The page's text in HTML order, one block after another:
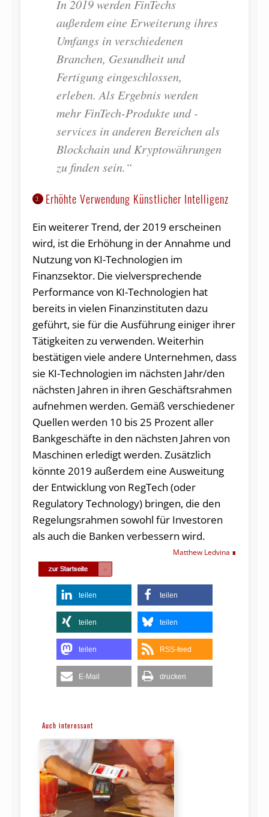
In 2019 werden FinTechs
außerdem eine Erweiterung ihres
Umfangs in verschiedenen
Branchen, Gesundheit und
Fertigung eingeschlossen,
erleben. Als Ergebnis werden
mehr FinTech-Produkte und -
services in anderen Bereichen als
Blockchain und Kryptowährungen
zu finden sein.“
3. Erhöhte Verwendung Künstlicher Intelligenz
Ein weiterer Trend, der 2019 erscheinen
wird, ist die Erhöhung in der Annahme und
Nutzung von KI-Technologien im
Finanzsektor. Die vielversprechende
Performance von KI-Technologien hat
bereits in vielen Finanzinstituten dazu
geführt, sie für die Ausführung einiger ihrer
Tätigkeiten zu verwenden. Weiterhin
bestätigen viele andere Unternehmen, dass
sie KI-Technologien im nächsten Jahr/den
nächsten Jahren in ihren Geschäftsrahmen
aufnehmen werden. Gemäß verschiedener
Quellen werden 10 bis 25 Prozent aller
Bankgeschäfte in den nächsten Jahren von
Maschinen erledigt werden. Zusätzlich
könnte 2019 außerdem eine Ausweitung
der Entwicklung von RegTech (oder
Regulatory Technology) bringen, die den
Regelungsrahmen sowohl für Investoren
als auch die Banken verbessern wird.
Matthew Ledvina
teilen teilen
teilen teilen
teilen RSS-feed
E-Mail drucken
Auch interessant